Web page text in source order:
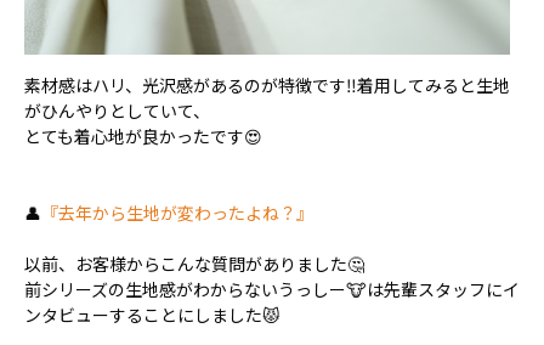
素材感はハリ、光沢感があるのが特徴です‼️着用してみると生地
がひんやりとしていて、
とても着心地が良かったです😍
👤 『去年から生地が変わったよね？』
以前、お客様からこんな質問がありました🤔
前シリーズの生地感がわからないうっしー🐮は先輩スタッフにイ
ンタビューすることにしました😾